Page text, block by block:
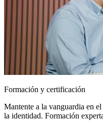
Formación y certificación
Mantente a la vanguardia en
la identidad. Formación